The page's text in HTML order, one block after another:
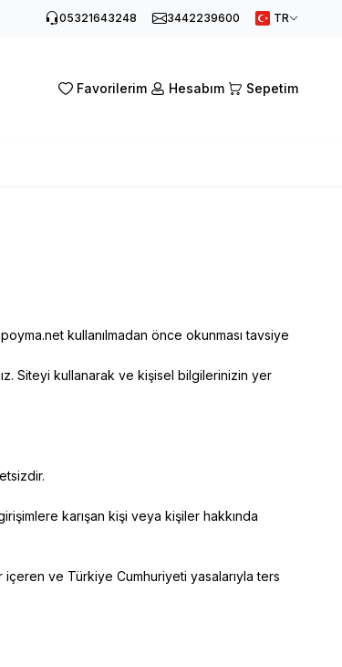
05321643248 3442239600 TR
Favorilerim Hesabım Sepetim
kullanılmadan önce okunması tavsiye
Siteyi kullanarak ve kişisel bilgilerinizin yer
karışan kişi veya kişiler hakkında
içeren ve Türkiye Cumhuriyeti yasalarıyla ters